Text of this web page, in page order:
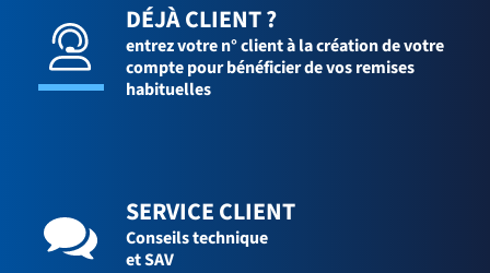
DÉJÀ CLIENT ?
entrez votre n° client à la création de votre
compte pour bénéficier de vos remises
habituelles
SERVICE CLIENT
Conseils technique
et SAV